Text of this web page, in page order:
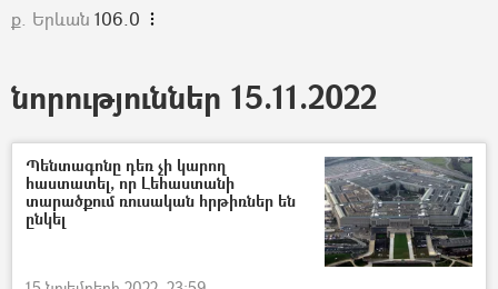
ք. Երևան 106.0
նորություններ 15.11.2022
Պենտագոնը դեռ չի կարող
հաստատել, որ Լեհաստանի
տարածքում ռուսական հրթիռներ են
ընկել